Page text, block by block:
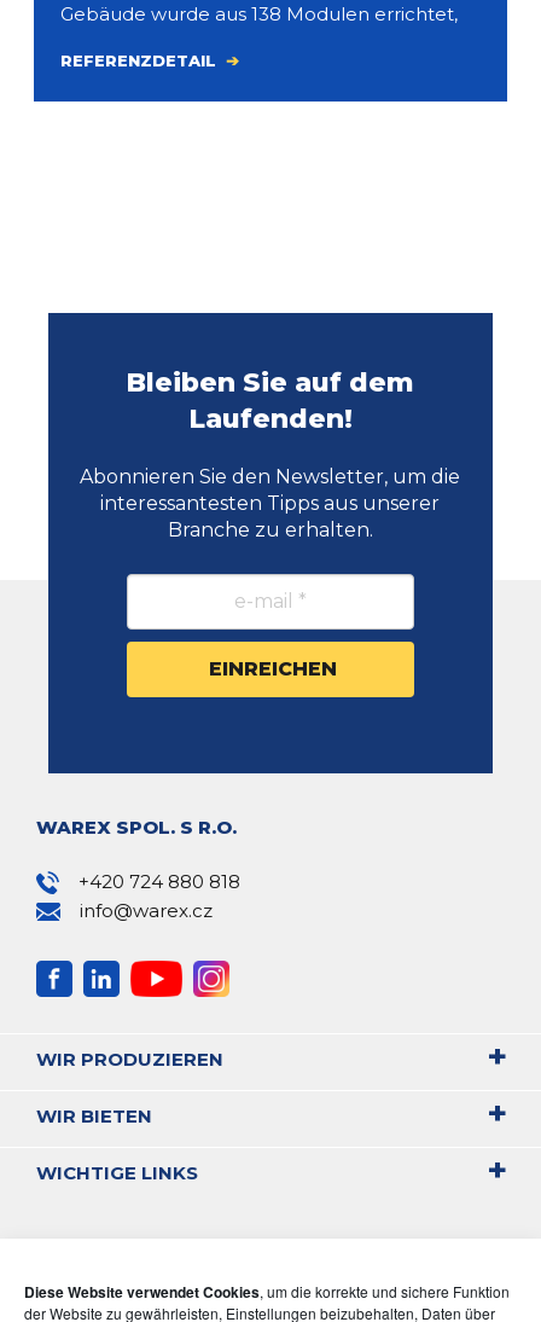
Diese Website verwendet Cookies, um die korrekte und sichere Funktion
der Website zu gewährleisten, Einstellungen beizubehalten, Daten über
Gebäude wurde aus 138 Modulen errichtet,
REFERENZDETAIL
Bleiben Sie auf dem
Laufenden!
Abonnieren Sie den Newsletter, um die
interessantesten Tipps aus unserer
Branche zu erhalten.
WAREX SPOL. S R.O.
+420 724 880 818
info@warex.cz
WIR PRODUZIEREN
WIR BIETEN
WICHTIGE LINKS